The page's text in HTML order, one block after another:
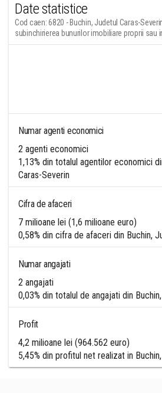
Date statistice
Cod caen: 6820 - Buchin, Judetul Caras-
subinchirierea bunurilor imobiliare proprii sau
Numar agenti economici
2 agenti economici
1,13% din totalul agentilor economici
Caras-Severin
Cifra de afaceri
7 milioane lei (1,6 milioane euro)
0,58% din cifra de afaceri din Buchin,
Numar angajati
2 angajati
0,03% din totalul de angajati din
Profit
4,2 milioane lei (964.562 euro)
5,45% din profitul net realizat in